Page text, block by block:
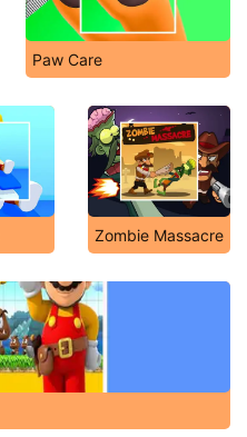
Paw Care
Zombie Massacre